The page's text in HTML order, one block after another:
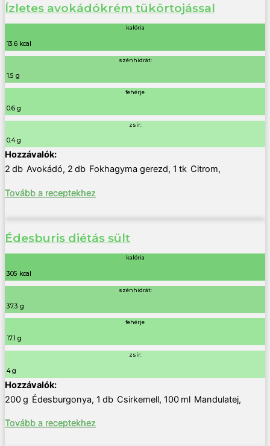
Ízletes avokádókrém tükörtojással
kalória
13.6 kcal
szénhidrát:
1.5 g
fehérje
0.6 g
zsír:
0.4 g
2 db Avokádó, 2 db Fokhagyma gerezd, 1 tk Citrom,
Tovább a receptekhez
Édesburis diétás sült
kalória
305 kcal
szénhidrát:
37.3 g
fehérje
17.1 g
zsír:
4 g
200g Édesburgonya, 1 db Csirkemell, 100 ml Mandulatej,
Tovább a receptekhez